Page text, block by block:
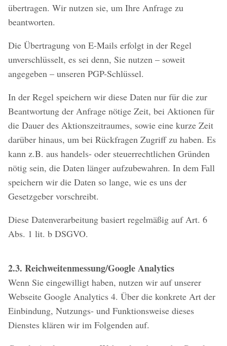
übertragen. Wir nutzen sie, um Ihre Anfrage zu
beantworten.
Die Übertragung von E-Mails erfolgt in der Regel
unverschlüsselt, es sei denn, Sie nutzen – soweit
angegeben – unseren PGP-Schlüssel.
In der Regel speichern wir diese Daten nur für die zur
Beantwortung der Anfrage nötige Zeit, bei Aktionen für
die Dauer des Aktionszeitraumes, sowie eine kurze Zeit
darüber hinaus, um bei Rückfragen Zugriff zu haben. Es
kann z.B. aus handels- oder steuerrechtlichen Gründen
nötig sein, die Daten länger aufzubewahren. In dem Fall
speichern wir die Daten so lange, wie es uns der
Gesetzgeber vorschreibt.
Diese Datenverarbeitung basiert regelmäßig auf Art. 6
Abs. 1 lit. b DSGVO.
2.3. Reichweitenmessung/Google Analytics
Wenn Sie eingewilligt haben, nutzen wir auf unserer
Webseite Google Analytics 4. Über die konkrete Art der
Einbindung, Nutzungs- und Funktionsweise dieses
Dienstes klären wir im Folgenden auf.